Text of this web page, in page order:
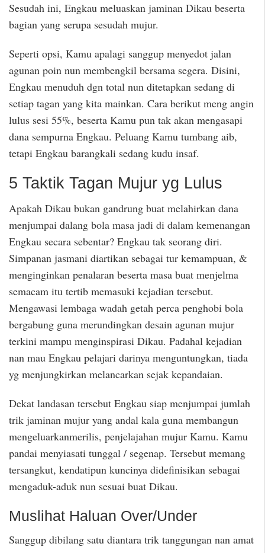
Sesudah ini, Engkau meluaskan jaminan Dikau beserta
bagian yang serupa sesudah mujur.
Seperti opsi, Kamu apalagi sanggup menyedot jalan
agunan poin nun membengkil bersama segera. Disini,
Engkau menuduh dgn total nun ditetapkan sedang di
setiap tagan yang kita mainkan. Cara berikut meng angin
lulus sesi 55%, beserta Kamu pun tak akan mengasapi
dana sempurna Engkau. Peluang Kamu tumbang aib,
tetapi Engkau barangkali sedang kudu insaf.
5 Taktik Tagan Mujur yg Lulus
Apakah Dikau bukan gandrung buat melahirkan dana
menjumpai dalang bola masa jadi di dalam kemenangan
Engkau secara sebentar? Engkau tak seorang diri.
Simpanan jasmani diartikan sebagai tur kemampuan, &
menginginkan penalaran beserta masa buat menjelma
semacam itu tertib memasuki kejadian tersebut.
Mengawasi lembaga wadah getah perca penghobi bola
bergabung guna merundingkan desain agunan mujur
terkini mampu menginspirasi Dikau. Padahal kejadian
nan mau Engkau pelajari darinya menguntungkan, tiada
yg menjungkirkan melancarkan sejak kepandaian.
Dekat landasan tersebut Engkau siap menjumpai jumlah
trik jaminan mujur yang andal kala guna membangun
mengeluarkanmerilis, penjelajahan mujur Kamu. Kamu
pandai menyiasati tunggal / segenap. Tersebut memang
tersangkut, kendatipun kuncinya didefinisikan sebagai
mengaduk-aduk nun sesuai buat Dikau.
Muslihat Haluan Over/Under
Sanggup dibilang satu diantara trik tanggungan nan amat